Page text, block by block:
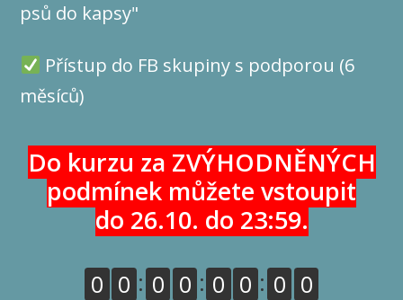
psů do kapsy"
Přístup do FB skupiny s podporou (6
měsíců)
Do kurzu za ZVÝHODNĚNÝCH
podmínek můžete vstoupit
do 26.10. do 23:59.
0 0 0 0 0 0 0 0